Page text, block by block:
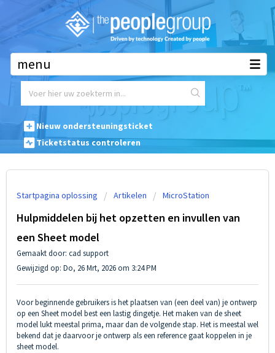
Nieuw ondersteuningsticket
Ticketstatus controleren
Startpagina oplossing Artikelen MicroStation
Hulpmiddelen bij het opzetten en invullen van
een Sheet model
Gemaakt door: cad support
Gewijzigd op: Do, 26 Mrt, 2026 om 3:24 PM
Voor beginnende gebruikers is het plaatsen van (een deel van) je ontwerp
op een Sheet model best een lastig dingetje. Het maken van de sheet
model lukt meestal prima, maar dan de volgende stap. Het is meestal wel
bekend dat je daarvoor je ontwerp als een reference gaat koppelen in je
sheet model.